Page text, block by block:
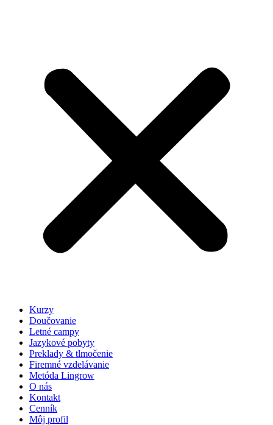
Kurzy
Doučovanie
Letné campy
Jazykové pobyty
Preklady & tlmočenie
Firemné vzdelávanie
Metóda Lingrow
O nás
Kontakt
Cenník
Môj profil